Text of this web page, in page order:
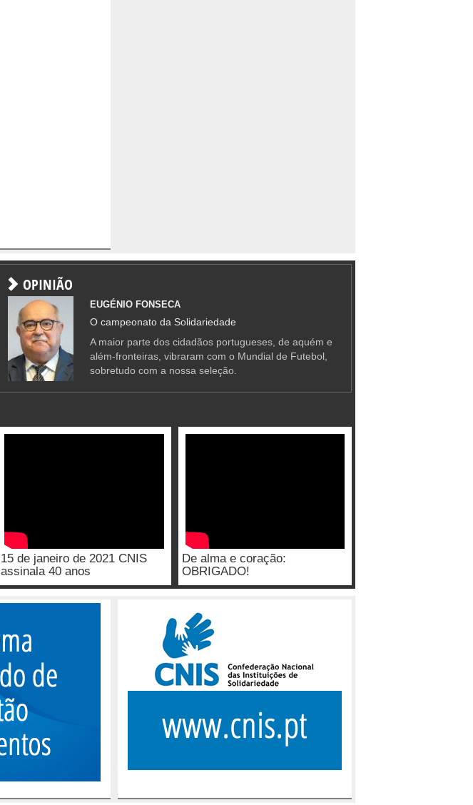
OPINIÃO
EUGÉNIO FONSECA
O campeonato da Solidariedade
A maior parte dos cidadãos portugueses, de aquém e
além-fronteiras, vibraram com o Mundial de Futebol,
sobretudo com a nossa seleção.
15 de janeiro de 2021 CNIS
assinala 40 anos
De alma e coração:
OBRIGADO!